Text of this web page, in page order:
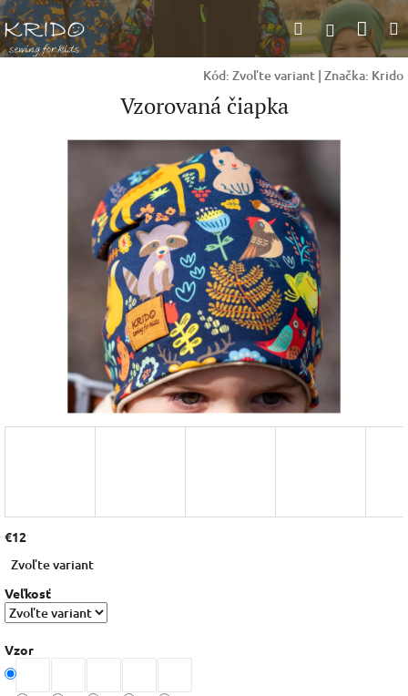
Prejsť
na
obsah
Hľadať
Kód: Zvoľte variant | Značka: Krido
Vzorovaná čiapka
€12
cena:
Zvoľte variant
Veľkosť
Vzor